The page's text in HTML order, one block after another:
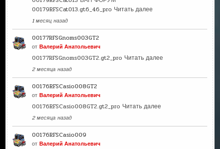
00179RFSCat013.gt6_46_pro Читать далее
1 месяц назад
00177RFSGnoms003GT2
отВалерий Анатольевич
00177RFSGnoms003GT2.gt2_pro Читать далее
2 месяца назад
00176RFSCasio008GT2
отВалерий Анатольевич
00176RFSCasio008GT2.gt2_pro Читать далее
2 месяца назад
00176RFSCasio009
отВалерий Анатольевич